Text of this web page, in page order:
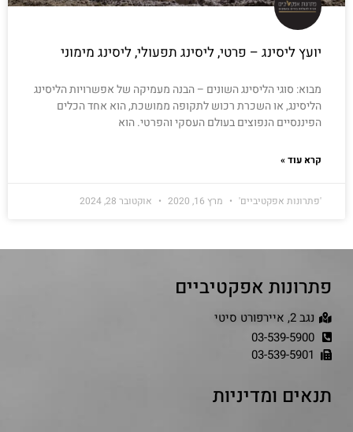
יועץ ליסינג – פרטי, ליסינג תפעולי, ליסינג מימוני
מבוא: סוגי הליסינג השונים – הבנה מעמיקה של אפשרויות הליסינג
הליסינג, או השכרת רכוש לתקופה ממושכת, הוא אחד הכלים
הפיננסיים הנפוצים בעולם העסקי והפרטי. הוא
קרא עוד »
'פתרונות אפקטיביים' מרץ 16, 2020 אוקטובר 28, 2024
פתרונות אפקטיביים
נגב 2, איירפורט סיטי
03-539-5900
03-539-5901
תנאים ומדיניות